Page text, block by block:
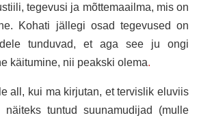
tegevusi ja mõttemaailma, mis on
Kohati jällegi osad tegevused on
tunduvad, et aga see ju ongi
käitumine, nii peakski olema.
all, kui ma kirjutan, et tervislik eluviis
tuntud suunamudijad (mulle